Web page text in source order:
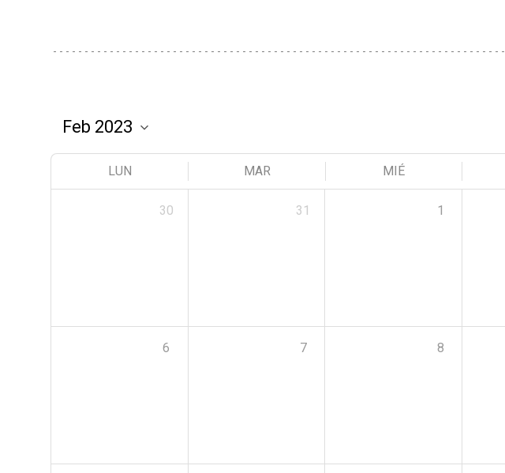
LUN MAR MIÉ
30 31 1
6 7 8